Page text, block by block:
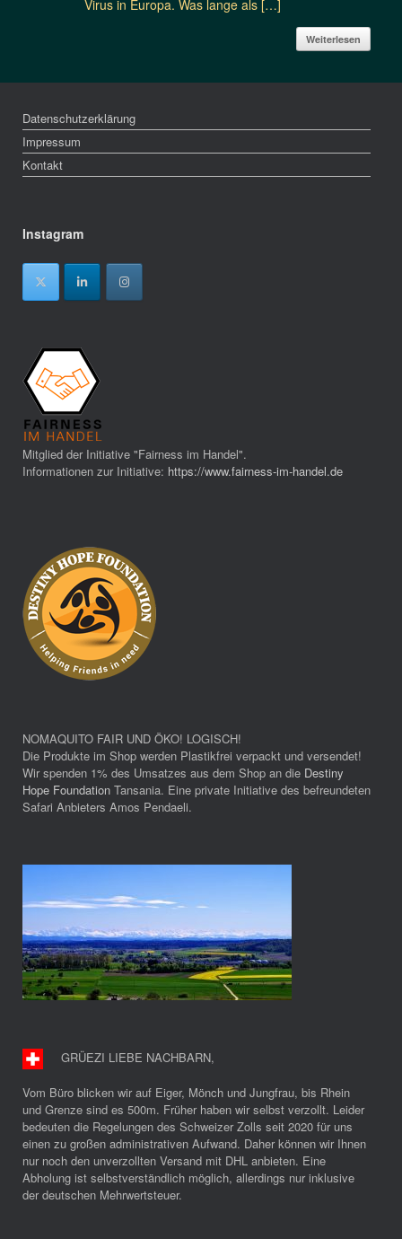
Virus in Europa. Was lange als […]
Weiterlesen
Datenschutzerklärung
Impressum
Kontakt
Instagram
Mitglied der Initiative "Fairness im Handel".
Informationen zur Initiative: https://www.fairness-im-handel.de
NOMAQUITO FAIR UND ÖKO! LOGISCH!
Die Produkte im Shop werden Plastikfrei verpackt und versendet!
Wir spenden 1% des Umsatzes aus dem Shop an die Destiny
Hope Foundation Tansania. Eine private Initiative des befreundeten
Safari Anbieters Amos Pendaeli.
GRÜEZI LIEBE NACHBARN,
Vom Büro blicken wir auf Eiger, Mönch und Jungfrau, bis Rhein
und Grenze sind es 500m. Früher haben wir selbst verzollt. Leider
bedeuten die Regelungen des Schweizer Zolls seit 2020 für uns
einen zu großen administrativen Aufwand. Daher können wir Ihnen
nur noch den unverzollten Versand mit DHL anbieten. Eine
Abholung ist selbstverständlich möglich, allerdings nur inklusive
der deutschen Mehrwertsteuer.